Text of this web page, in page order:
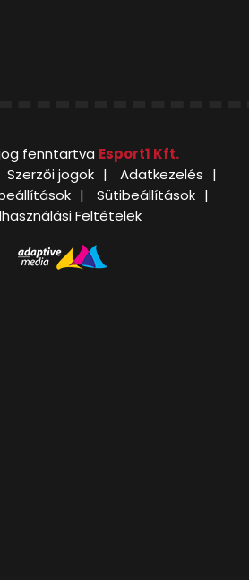
fenntartva Esport1 Kft.
Szerzői jogok
Adatkezelés
Sütibeállítások
Feltételek